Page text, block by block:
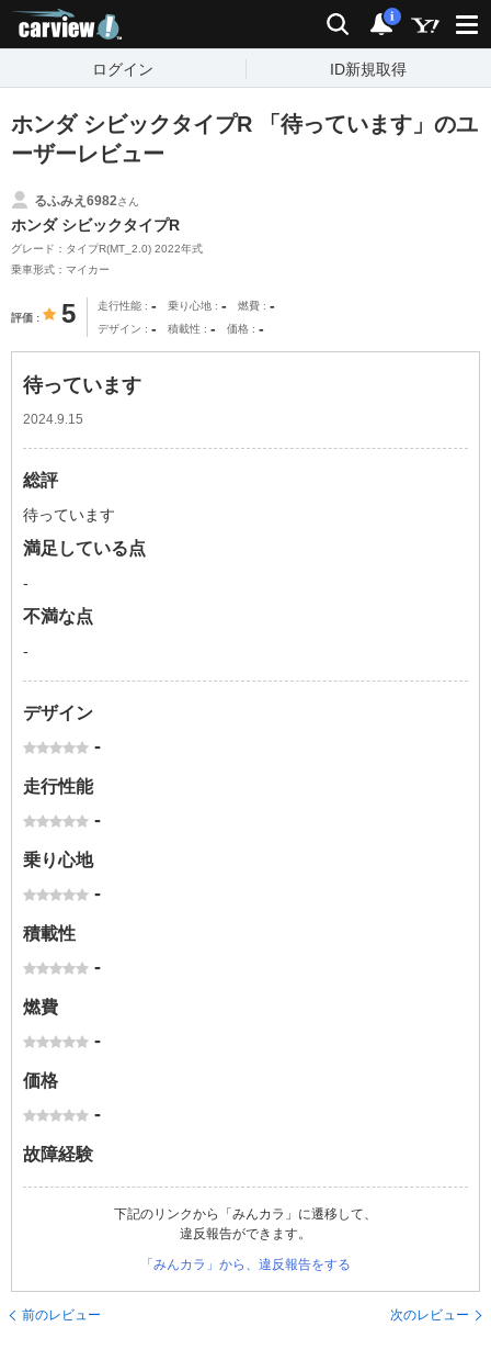
検索 通知
i
ログイン ID新規取得
ホンダ シビックタイプR 「待っています」のユ
ーザーレビュー
るふみえ6982さん
ホンダ シビックタイプR
グレード：タイプR(MT_2.0) 2022年式
乗車形式：マイカー
評価 5 走行性能 - 乗り心地 - 燃費 -
デザイン - 積載性 - 価格 -
待っています
2024.9.15
総評
待っています
満足している点
-
不満な点
-
デザイン
-
走行性能
-
乗り心地
-
積載性
-
燃費
-
価格
-
故障経験
下記のリンクから「みんカラ」に遷移して、
違反報告ができます。
「みんカラ」から、違反報告をする
前のレビュー 次のレビュー